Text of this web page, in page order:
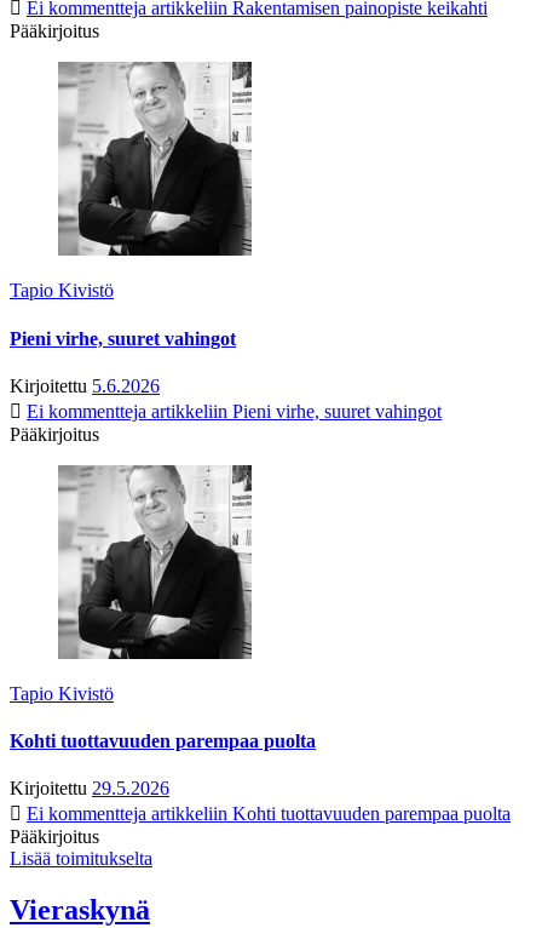
Ei kommentteja artikkeliin Rakentamisen painopiste keikahti
Pääkirjoitus
Tapio Kivistö
Pieni virhe, suuret vahingot
Kirjoitettu 5.6.2026
Ei kommentteja artikkeliin Pieni virhe, suuret vahingot
Pääkirjoitus
Tapio Kivistö
Kohti tuottavuuden parempaa puolta
Kirjoitettu 29.5.2026
Ei kommentteja artikkeliin Kohti tuottavuuden parempaa puolta
Pääkirjoitus
Lisää toimitukselta
Vieraskynä